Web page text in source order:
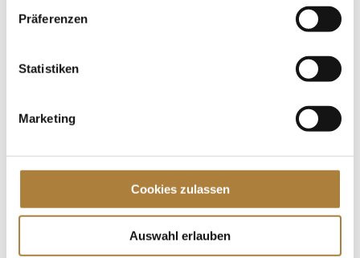
Präferenzen
Statistiken
Marketing
Cookies zulassen
Auswahl erlauben
Weltoffen, dynamisch und mit großen Bühnen – die
diesjährige Stifterforum der Stiftung Deutscher
Förderer, Partner und Gäste in Hamburg zusammen,
um sich über aktuelle...
Spenden
Jede Spende zählt!
Aktuelle News